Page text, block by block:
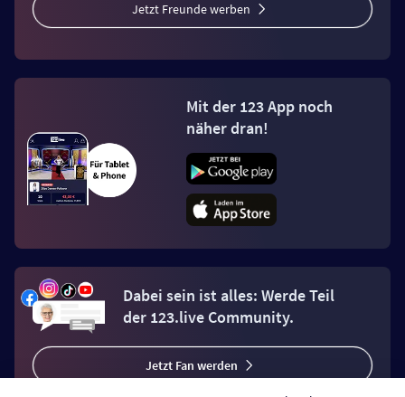
Jetzt Freunde werben
Mit der 123 App noch
näher dran!
Dabei sein ist alles: Werde Teil
der 123.live Community.
Jetzt Fan werden